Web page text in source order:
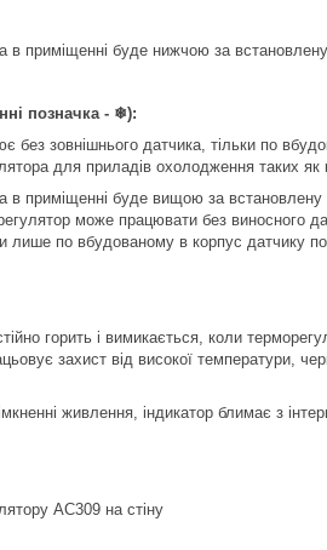
в приміщенні буде нижчою за
позначка - ❄):
без зовнішнього датчика, тільки по
для приладів охолодження таких як
в приміщенні буде вищою за
може працювати без виносного
по вбудованому в корпус датчику
горить і вимикається, коли
захист від високої температури,
живлення, індикатор блимає з